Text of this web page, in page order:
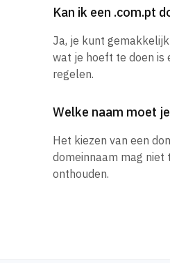
Kan ik een .com.pt
Ja, je kunt
wat je hoeft te doen is
regelen.
Welke naam moet
Het kiezen van een
domeinnaam mag niet
onthouden.